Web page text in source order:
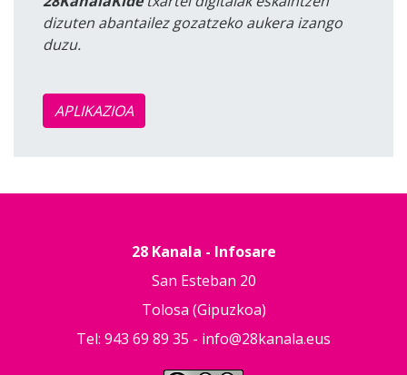
dizuten abantailez gozatzeko aukera izango
duzu.
APLIKAZIOA
28 Kanala - Infosare
San Esteban 20
Tolosa (Gipuzkoa)
Tel: 943 69 89 35 - info@28kanala.eus